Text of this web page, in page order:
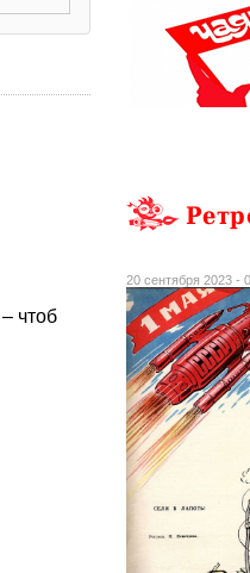
чтоб
20 сентября 2023 -